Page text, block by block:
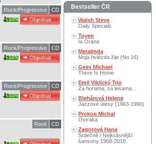
CD
Rock/Progressive
10%
CD
Rock/Progressive
10%
CD
Rock/Progressive
10%
CD
Rock
Bestseller ČR
Walsh Steve
Daily Specials
Toyen
Ia Orana
Metalinda
Moja hviezda žije (No 16)
Gees Michael
There Is Home
Emil Viklický Trio
Za horama, za lesama...
Blehárová Helena
Jazzové útesy (1963-1990)
Prokop Michal
Ostraka
Zagorová Hana
Srdečně / Nejkrásnější
šansony 1968-2018